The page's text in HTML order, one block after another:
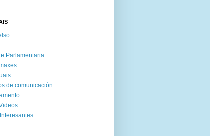
Parlamentaria
de comunicación